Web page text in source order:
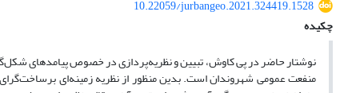
10.22059/jurbangeo.2021.324419.1528
چکیده
نوشتار حاضر در پی کاوش، تبیین و نظریه‌پردازی در خصوص پیامدهای